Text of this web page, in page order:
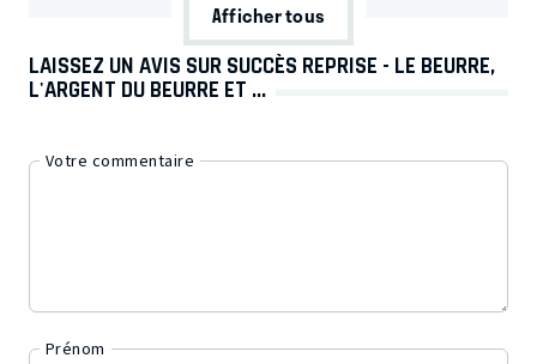
Afficher tous
LAISSEZ UN AVIS SUR SUCCÈS REPRISE - LE BEURRE,
L'ARGENT DU BEURRE ET ...
Votre commentaire
Prénom